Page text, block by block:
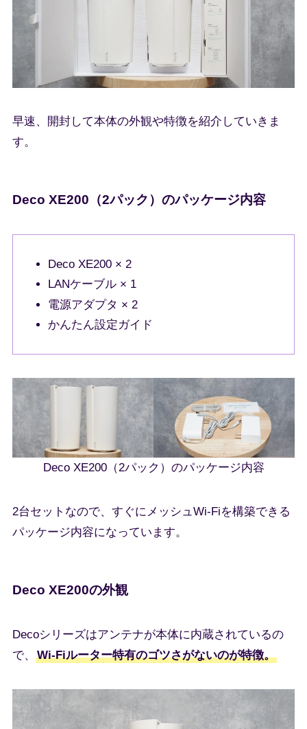
早速、開封して本体の外観や特徴を紹介していきま
す。
Deco XE200（2パック）のパッケージ内容
Deco XE200 × 2
LANケーブル × 1
電源アダプタ × 2
かんたん設定ガイド
Deco XE200（2パック）のパッケージ内容
2台セットなので、すぐにメッシュWi-Fiを構築できる
パッケージ内容になっています。
Deco XE200の外観
Decoシリーズはアンテナが本体に内蔵されているの
で、
Wi-Fiルーター特有のゴツさがないのが特徴。